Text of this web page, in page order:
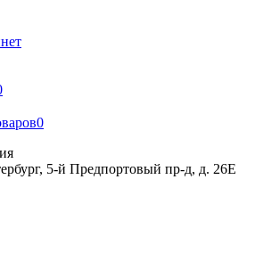
0
5-й Предпортовый пр-д, д. 26Е